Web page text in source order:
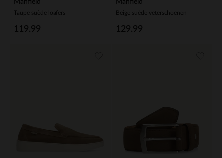
Manfield
Taupe suède loafers
119.99
Manfield
Beige suède veterschoenen
129.99